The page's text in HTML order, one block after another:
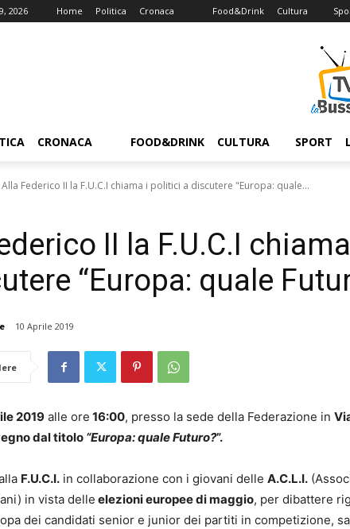
2026 Home Politica Cronaca Food&Drink Cultura
CRONACA FOOD&DRINK CULTURA SPORT
Alla Federico II la F.U.C.I chiama i politici a discutere "Europa: quale...
II la F.U.C.I
“Europa: quale
10 Aprile 2019
2019 alle ore 16:00, presso la sede della Federazione in
dal titolo “Europa: quale Futuro?”.
F.U.C.I. in collaborazione con i giovani delle A.C.L.I.
in vista delle elezioni europee di maggio, per dibattere
dei candidati senior e junior dei partiti in competizione,